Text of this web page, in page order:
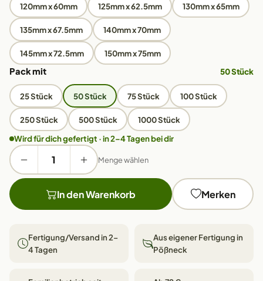
120mm x 60mm 125mm x 62.5mm 130mm x 65mm
135mm x 67.5mm 140mm x 70mm
145mm x 72.5mm 150mm x 75mm
Pack mit 50 Stück
25 Stück 50 Stück 75 Stück 100 Stück
250 Stück 500 Stück
1000 Stück
Wird für dich gefertigt · in 2–4 Tagen bei dir
Menge wählen
In den Warenkorb Merken
Fertigung/Versand in 2–
4 Tagen
Aus eigener Fertigung in
Pößneck